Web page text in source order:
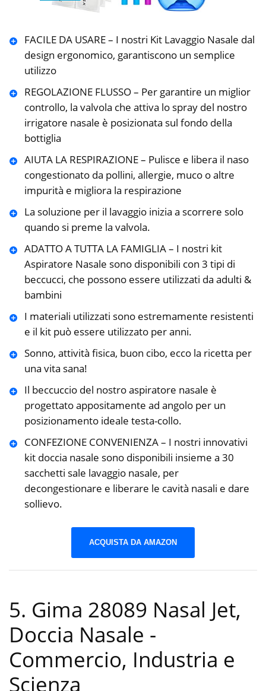
FACILE DA USARE – I nostri Kit Lavaggio Nasale dal
design ergonomico, garantiscono un semplice
utilizzo
REGOLAZIONE FLUSSO – Per garantire un miglior
controllo, la valvola che attiva lo spray del nostro
irrigatore nasale è posizionata sul fondo della
bottiglia
AIUTA LA RESPIRAZIONE – Pulisce e libera il naso
congestionato da pollini, allergie, muco o altre
impurità e migliora la respirazione
La soluzione per il lavaggio inizia a scorrere solo
quando si preme la valvola.
ADATTO A TUTTA LA FAMIGLIA – I nostri kit
Aspiratore Nasale sono disponibili con 3 tipi di
beccucci, che possono essere utilizzati da adulti &
bambini
I materiali utilizzati sono estremamente resistenti
e il kit può essere utilizzato per anni.
Sonno, attività fisica, buon cibo, ecco la ricetta per
una vita sana!
Il beccuccio del nostro aspiratore nasale è
progettato appositamente ad angolo per un
posizionamento ideale testa-collo.
CONFEZIONE CONVENIENZA – I nostri innovativi
kit doccia nasale sono disponibili insieme a 30
sacchetti sale lavaggio nasale, per
decongestionare e liberare le cavità nasali e dare
sollievo.
ACQUISTA DA AMAZON
5. Gima 28089 Nasal Jet,
Doccia Nasale -
Commercio, Industria e
Scienza